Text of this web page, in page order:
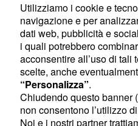
Aggiornamenti
U&D
Sono passati quasi 7 giorni
Mancini ha annunciato la
corso di una diretta
Utilizziamo i cookie e
navigazione e per
dati web, pubblicità e
i quali potrebbero
acconsentire all’uso di
scelte, anche
“Personalizza”.
Chiudendo questo banner
non consentono l’utilizzo
Noi e i nostri partner